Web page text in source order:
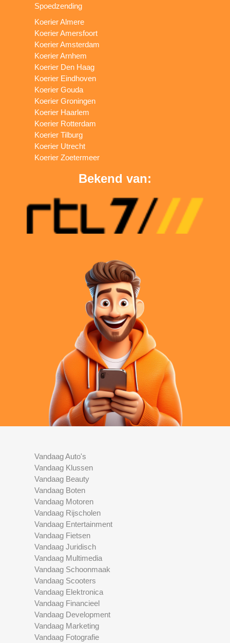
Spoedzending
Koerier Almere
Koerier Amersfoort
Koerier Amsterdam
Koerier Arnhem
Koerier Den Haag
Koerier Eindhoven
Koerier Gouda
Koerier Groningen
Koerier Haarlem
Koerier Rotterdam
Koerier Tilburg
Koerier Utrecht
Koerier Zoetermeer
Bekend van:
Vandaag Auto's
Vandaag Klussen
Vandaag Beauty
Vandaag Boten
Vandaag Motoren
Vandaag Rijscholen
Vandaag Entertainment
Vandaag Fietsen
Vandaag Juridisch
Vandaag Multimedia
Vandaag Schoonmaak
Vandaag Scooters
Vandaag Elektronica
Vandaag Financieel
Vandaag Development
Vandaag Marketing
Vandaag Fotografie